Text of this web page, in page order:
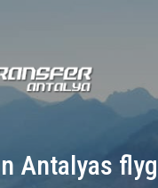
Antalyas